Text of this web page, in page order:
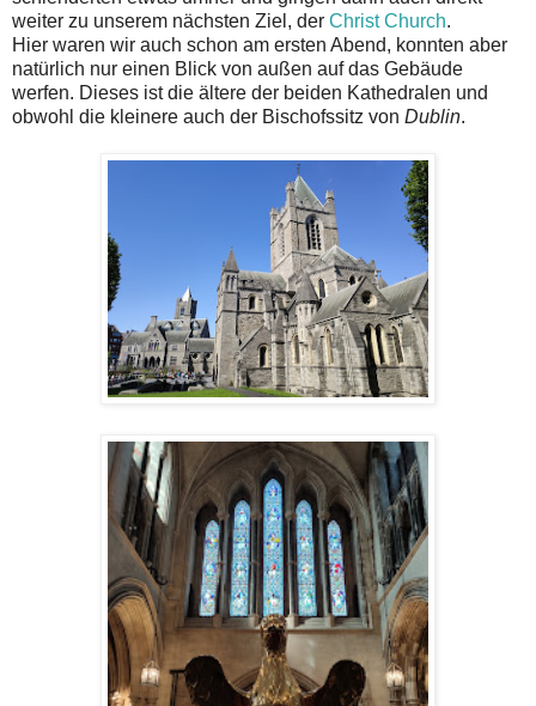
weiter zu unserem nächsten Ziel, der Christ Church.
Hier waren wir auch schon am ersten Abend, konnten aber
natürlich nur einen Blick von außen auf das Gebäude
werfen. Dieses ist die ältere der beiden Kathedralen und
obwohl die kleinere auch der Bischofssitz von Dublin.